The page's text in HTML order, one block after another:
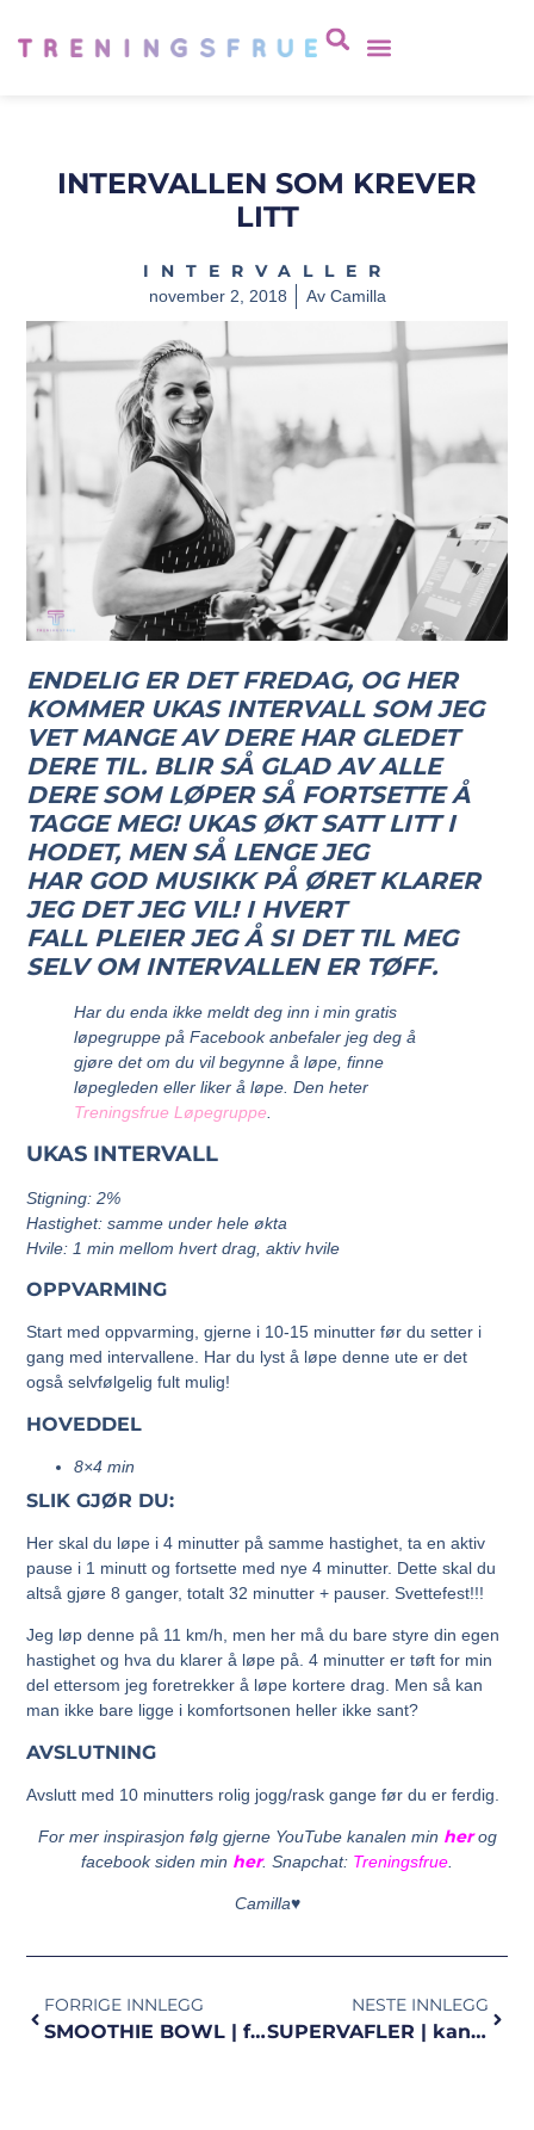
INTERVALLEN SOM KREVER
LITT
INTERVALLER
november 2, 2018 AvCamilla
ENDELIG ER DET FREDAG, OG HER
KOMMER UKAS INTERVALL SOM JEG
VET MANGE AV DERE HAR GLEDET
DERE TIL. BLIR SÅ GLAD AV ALLE
DERE SOM LØPER SÅ FORTSETTE Å
TAGGE MEG! UKAS ØKT SATT LITT I
HODET, MEN SÅ LENGE JEG
HAR GOD MUSIKK PÅ ØRET KLARER
JEG DET JEG VIL! I HVERT
FALL PLEIER JEG Å SI DET TIL MEG
SELV OM INTERVALLEN ER TØFF.
Har du enda ikke meldt deg inn i min gratis
løpegruppe på Facebook anbefaler jeg deg å
gjøre det om du vil begynne å løpe, finne
løpegleden eller liker å løpe. Den heter
Treningsfrue Løpegruppe
UKAS INTERVALL
Stigning: 2%
Hastighet: samme under hele økta
Hvile: 1 min mellom hvert drag, aktiv hvile
OPPVARMING
Start med oppvarming, gjerne i 10-15 minutter før du setter i
gang med intervallene. Har du lyst å løpe denne ute er det
også selvfølgelig fult mulig!
HOVEDDEL
8×4 min
SLIK GJØR DU:
Her skal du løpe i 4 minutter på samme hastighet, ta en aktiv
pause i 1 minutt og fortsette med nye 4 minutter. Dette skal du
altså gjøre 8 ganger, totalt 32 minutter + pauser. Svettefest!!!
Jeg løp denne på 11 km/h, men her må du bare styre din egen
hastighet og hva du klarer å løpe på. 4 minutter er tøft for min
del ettersom jeg foretrekker å løpe kortere drag. Men så kan
man ikke bare ligge i komfortsonen heller ikke sant?
AVSLUTNING
Avslutt med 10 minutters rolig jogg/rask gange før du er ferdig.
For mer inspirasjon følg gjerne YouTube kanalen min herog
facebook siden min her. Snapchat: Treningsfrue
Camilla♥
FORRIGE INNLEGG
SMOOTHIE BOWL | fargerik start på dagen
NESTE INNLEGG
SUPERVAFLER | kanskje de beste hittil